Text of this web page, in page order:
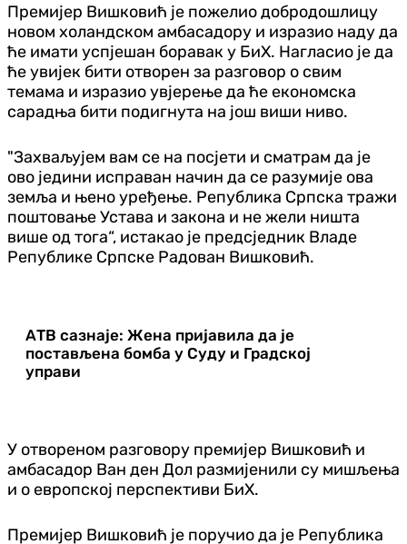
Премијер Вишковић је пожелио добродошлицу
новом холандском амбасадору и изразио наду да
ће имати успјешан боравак у БиХ. Нагласио је да
ће увијек бити отворен за разговор о свим
темама и изразио увјерење да ће економска
сарадња бити подигнута на још виши ниво.
"Захваљујем вам се на посјети и сматрам да је
ово једини исправан начин да се разумије ова
земља и њено уређење. Република Српска тражи
поштовање Устава и закона и не жели ништа
више од тога“, истакао је предсједник Владе
Републике Српске Радован Вишковић.
АТВ сазнаје: Жена пријавила да је
постављена бомба у Суду и Градској
управи
У отвореном разговору премијер Вишковић и
амбасадор Ван ден Дол размијенили су мишљења
и о европској перспективи БиХ.
Премијер Вишковић је поручио да је Република